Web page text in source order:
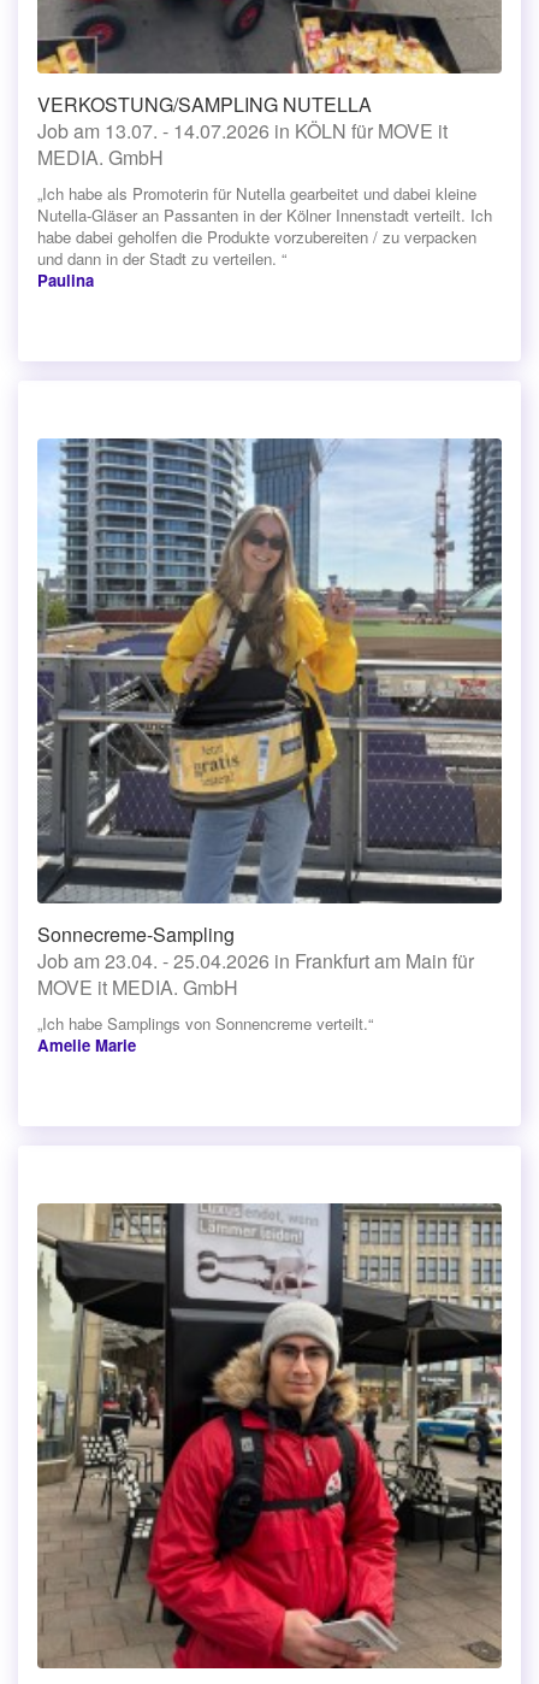
VERKOSTUNG/SAMPLING NUTELLA
Job am 13.07. - 14.07.2026 in KÖLN für MOVE it
MEDIA. GmbH
„Ich habe als Promoterin für Nutella gearbeitet und dabei kleine
Nutella-Gläser an Passanten in der Kölner Innenstadt verteilt. Ich
habe dabei geholfen die Produkte vorzubereiten / zu verpacken
und dann in der Stadt zu verteilen. “
Paulina
Sonnecreme-Sampling
Job am 23.04. - 25.04.2026 in Frankfurt am Main für
MOVE it MEDIA. GmbH
„Ich habe Samplings von Sonnencreme verteilt.“
Amelie Marie